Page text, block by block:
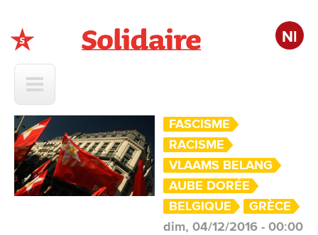
Nl
FASCISME
RACISME
VLAAMS BELANG
AUBE DORÉE
BELGIQUE
GRÈCE
dim, 04/12/2016 - 00:00